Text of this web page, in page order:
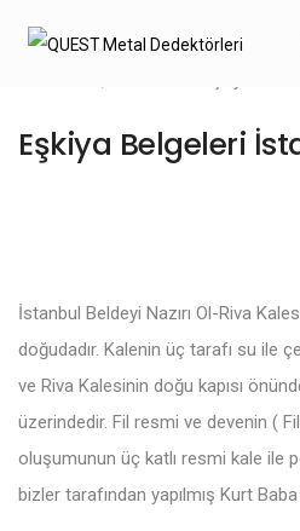
Eşkiya Belgeleri
İstanbul Beldeyi Nazırı Ol-Riva
doğudadır. Kalenin üç tarafı su ile
ve Riva Kalesinin doğu kapısı
üzerindedir. Fil resmi ve devenin (
oluşumunun üç katlı resmi kale ile
bizler tarafından yapılmış Kurt